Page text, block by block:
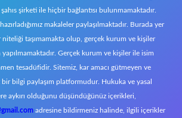
şirketi ile hiçbir bağlantısı bulunmamaktadır.
makaleler paylaşılmaktadır. Burada yer
taşımamakta olup, gerçek kurum ve kişiler
yapılmamaktadır. Gerçek kurum ve kişiler ile isim
tesadüfidir. Sitemiz, kar amacı gütmeyen ve
bilgi paylaşım platformudur. Hukuka ve yasal
aykırı olduğunu düşündüğünüz içerikleri,
adresine bildirmeniz halinde, ilgili içerikler